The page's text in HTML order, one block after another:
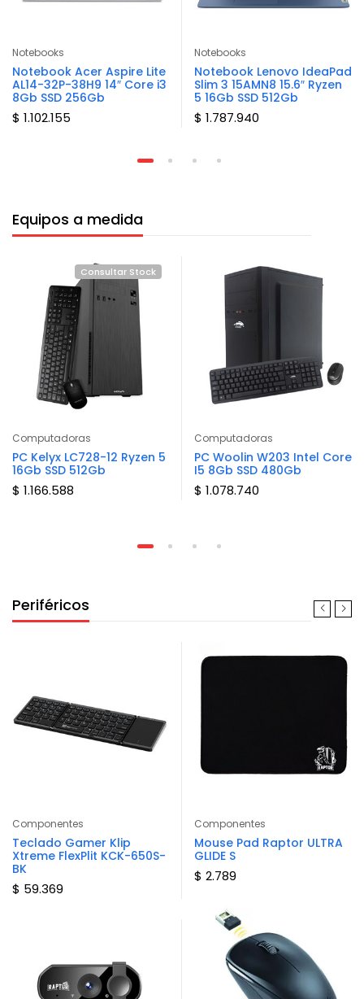
Notebooks
Notebook Acer Aspire Lite
AL14-32P-38H9 14″ Core i3
8Gb SSD 256Gb
$ 1.102.155
Notebooks
Notebook Lenovo IdeaPad
Slim 3 15AMN8 15.6″ Ryzen
5 16Gb SSD 512Gb
$ 1.787.940
Equipos a medida
Consultar Stock
Computadoras
PC Kelyx LC728-12 Ryzen 5
16Gb SSD 512Gb
$ 1.166.588
Computadoras
PC Woolin W203 Intel Core
I5 8Gb SSD 480Gb
$ 1.078.740
Periféricos
Componentes
Teclado Gamer Klip
Xtreme FlexPlit KCK-650S-
BK
$ 59.369
Componentes
Mouse Pad Raptor ULTRA
GLIDE S
$ 2.789